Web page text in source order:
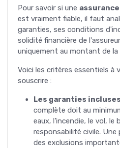
Pour savoir si une
est vraiment fiable, il faut
garanties, ses conditions
solidité financière de
uniquement au montant de la
Voici les critères essentiels à
souscrire :
Les garanties incluses
complète doit au
eaux, l'incendie, le vol, le
responsabilité civile.
des exclusions